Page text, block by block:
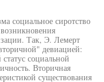
социальное сиротство
Так, Э. Лемерт
девиацией:
социальной
Вторичная
существования